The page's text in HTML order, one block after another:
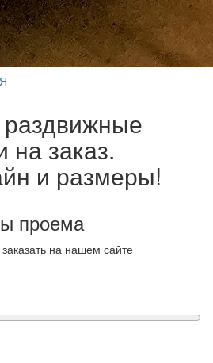
на заказ.
и размеры!
проема
на нашем сайте